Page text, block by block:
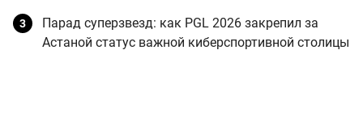
Парад суперзвезд: как PGL 2026 закрепил за
Астаной статус важной киберспортивной столицы